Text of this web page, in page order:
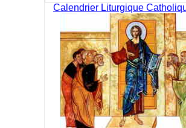
Calendrier Liturgique